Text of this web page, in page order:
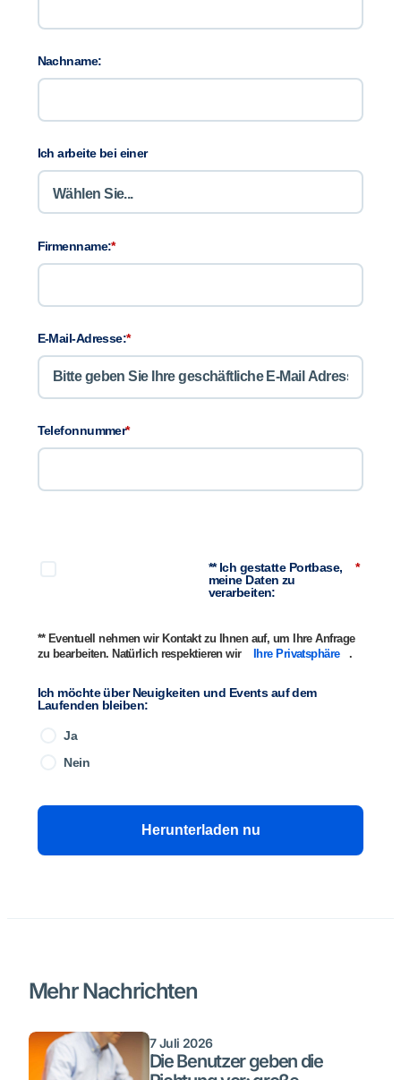
Nachname:
Ich arbeite bei einer
*
Firmenname:
*
E-Mail-Adresse:
*
Telefonnummer
*
** Ich gestatte Portbase,
meine Daten zu
verarbeiten:
** Eventuell nehmen wir Kontakt zu Ihnen auf, um Ihre Anfrage
zu bearbeiten. Natürlich respektieren wir
Ihre Privatsphäre .
Ich möchte über Neuigkeiten und Events auf dem
Laufenden bleiben:
Ja
Nein
Herunterladen nu
Mehr Nachrichten
7 Juli 2026
Die Benutzer geben die